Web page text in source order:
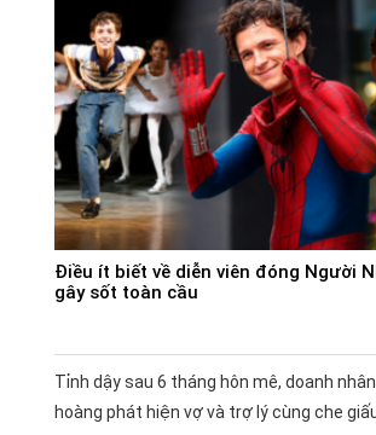
Điều ít biết về diễn viên đóng Người
gây sốt toàn cầu
Tỉnh dậy sau 6 tháng hôn mê, doanh
hoàng phát hiện vợ và trợ lý cùng che